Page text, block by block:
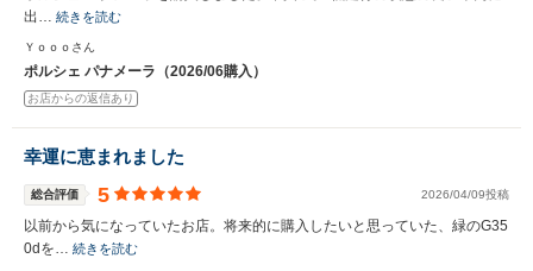
出… 続きを読む
Ｙｏｏｏさん
ポルシェ パナメーラ（2026/06購入）
お店からの返信あり
幸運に恵まれました
総合評価 5 2026/04/09投稿
以前から気になっていたお店。将来的に購入したいと思っていた、緑のG35
0dを… 続きを読む